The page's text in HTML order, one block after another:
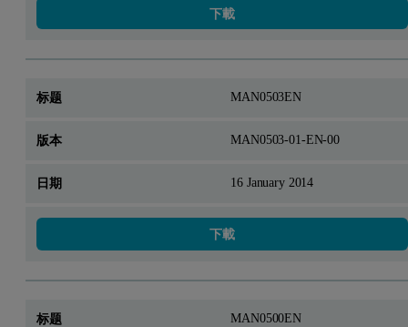
下載
MAN0503EN
MAN0503-01-EN-00
16 January 2014
下載
MAN0500EN